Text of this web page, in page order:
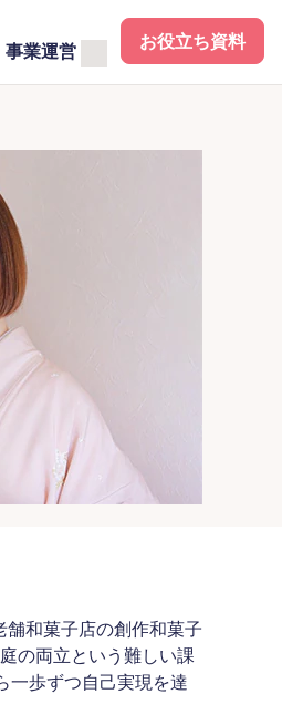
事業運営 お役立ち資料
和菓子店の創作和菓子
の両立という難しい課
一歩ずつ自己実現を達